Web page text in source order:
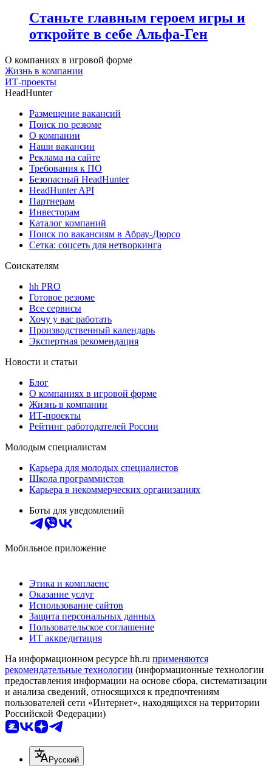
Станьте главным героем игры и
откройте в себе Альфа-Ген
О компаниях в игровой форме
Жизнь в компании
ИТ-проекты
HeadHunter
Размещение вакансий
Поиск по резюме
О компании
Наши вакансии
Реклама на сайте
Требования к ПО
Безопасный HeadHunter
HeadHunter API
Партнерам
Инвесторам
Каталог компаний
Поиск по вакансиям в Абрау-Дюрсо
Сетка: соцсеть для нетворкинга
Соискателям
hh PRO
Готовое резюме
Все сервисы
Хочу у вас работать
Производственный календарь
Экспертная рекомендация
Новости и статьи
Блог
О компаниях в игровой форме
Жизнь в компании
ИТ-проекты
Рейтинг работодателей России
Молодым специалистам
Карьера для молодых специалистов
Школа программистов
Карьера в некоммерческих организациях
Боты для уведомлений
Мобильное приложение
Этика и комплаенс
Оказание услуг
Использование сайтов
Защита персональных данных
Пользовательское соглашение
ИТ аккредитация
На информационном ресурсе hh.ru применяются
рекомендательные технологии (информационные технологии
предоставления информации на основе сбора, систематизации
и анализа сведений, относящихся к предпочтениям
пользователей сети «Интернет», находящихся на территории
Российской Федерации)
Русский